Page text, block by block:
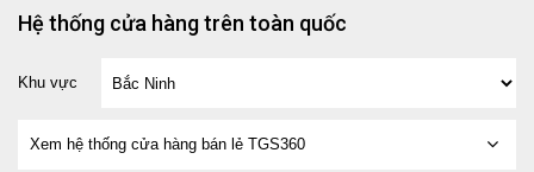
Hệ thống cửa hàng trên toàn quốc
Khu vực
Xem hệ thống cửa hàng bán lẻ TGS360